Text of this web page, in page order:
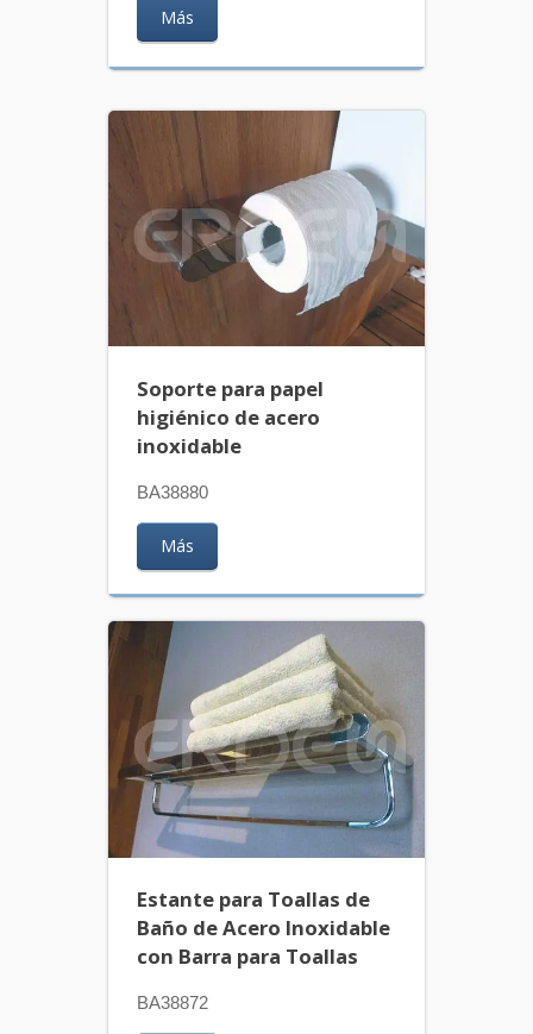
Más
Soporte para papel
higiénico de acero
inoxidable
BA38880
Más
Estante para Toallas de
Baño de Acero Inoxidable
con Barra para Toallas
BA38872